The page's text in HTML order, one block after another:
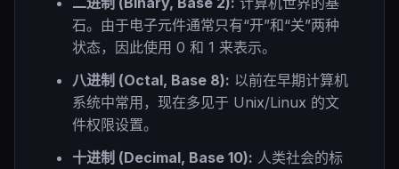
石。由于电子元件通常只有“开”和“关”两种
状态，因此使用 0 和 1 来表示。
八进制 (Octal, Base 8): 以前在早期计算机
系统中常用，现在多见于 Unix/Linux 的文
件权限设置。
十进制 (Decimal, Base 10): 人类社会的标